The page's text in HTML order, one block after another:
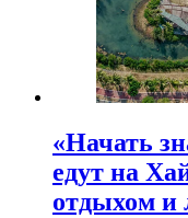
«Начать
едут на
отдыхом и